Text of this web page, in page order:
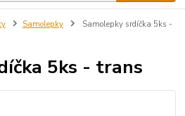
Samolepky
Samolepky srdíčka 5ks -
5ks - trans